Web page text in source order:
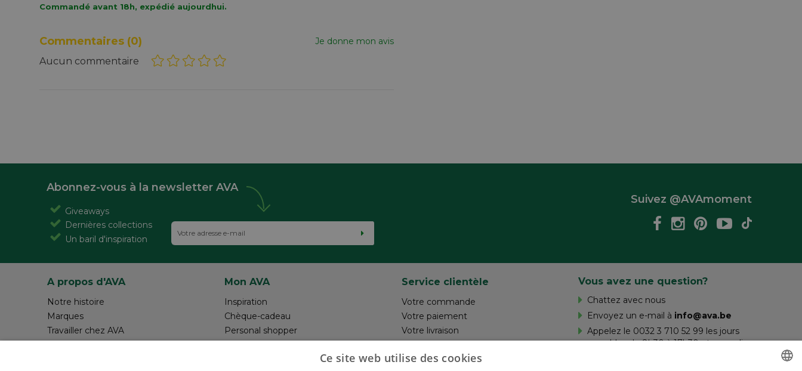
Commandé avant 18h, expédié aujourdhui.
Commentaires (0) Je donne mon avis
Aucun commentaire
Abonnez-vous à la newsletter AVA
Giveaways
Dernières collections
Un baril d'inspiration
Suivez @AVAmoment
A propos d'AVA
Notre histoire
Marques
Travailler chez AVA
Mon AVA
Inspiration
Chèque-cadeau
Personal shopper
Rédiger un commentaire
Service clientèle
Votre commande
Votre paiement
Votre livraison
Réalisez votre création
Vous avez une question?
Chattez avec nous
Envoyez un e-mail à info@ava.be
Appelez le 0032 3 710 52 99 les jours
ouvrables de 8h30 à 17h30 et samedi
Ce site web utilise des cookies